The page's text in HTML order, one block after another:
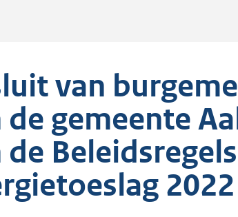
van
de gemeente
de